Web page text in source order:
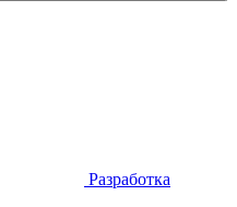
Разработка